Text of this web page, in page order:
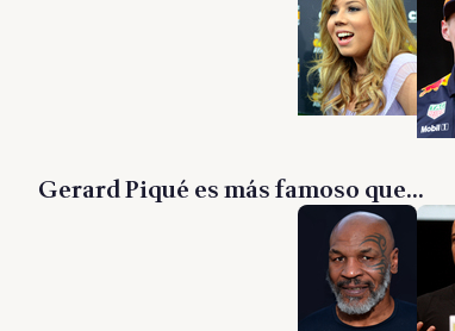
Gerard Piqué es más famoso que...